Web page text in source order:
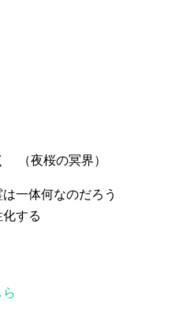
（夜桜の冥界）
一体何なのだろう
する